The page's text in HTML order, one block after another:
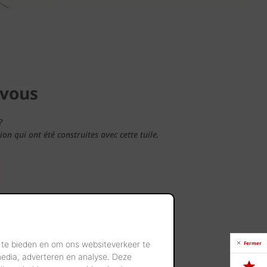
bieden en om ons websiteverkeer te
adverteren en analyse. Deze
qui ont été construites avec cette tuile.
Fermer